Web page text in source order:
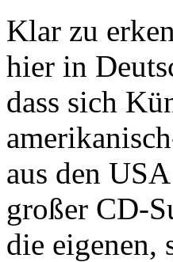
Klar zu
hier in
dass sich
aus den
großer CD-
die eigenen,